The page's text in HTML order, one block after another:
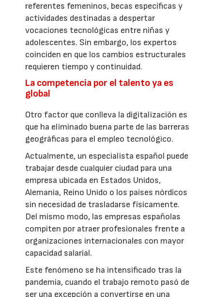
referentes femeninos, becas específicas y
actividades destinadas a despertar
vocaciones tecnológicas entre niñas y
adolescentes. Sin embargo, los expertos
coinciden en que los cambios estructurales
requieren tiempo y continuidad.
La competencia por el talento ya es
global
Otro factor que conlleva la digitalización es
que ha eliminado buena parte de las barreras
geográficas para el empleo tecnológico.
Actualmente, un especialista español puede
trabajar desde cualquier ciudad para una
empresa ubicada en Estados Unidos,
Alemania, Reino Unido o los países nórdicos
sin necesidad de trasladarse físicamente.
Del mismo modo, las empresas españolas
compiten por atraer profesionales frente a
organizaciones internacionales con mayor
capacidad salarial.
Este fenómeno se ha intensificado tras la
pandemia, cuando el trabajo remoto pasó de
ser una excepción a convertirse en una